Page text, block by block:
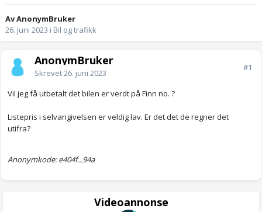
Av AnonymBruker
26. juni 2023 i Bil og trafikk
AnonymBruker
Skrevet26. juni 2023
#1
Vil jeg få utbetalt det bilen er verdt på Finn no. ?
Listepris i selvangivelsen er veldig lav. Er det det de regner det
utifra?
Anonymkode: e404f...94a
Videoannonse